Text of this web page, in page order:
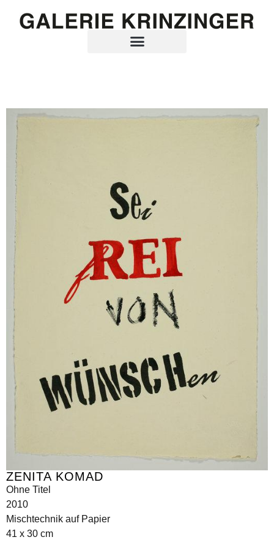
ZENITA KOMAD
Ohne Titel
2010
Mischtechnik auf Papier
41 x 30 cm